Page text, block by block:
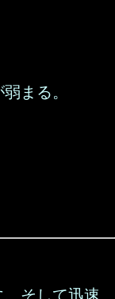
まる。
そして迅速